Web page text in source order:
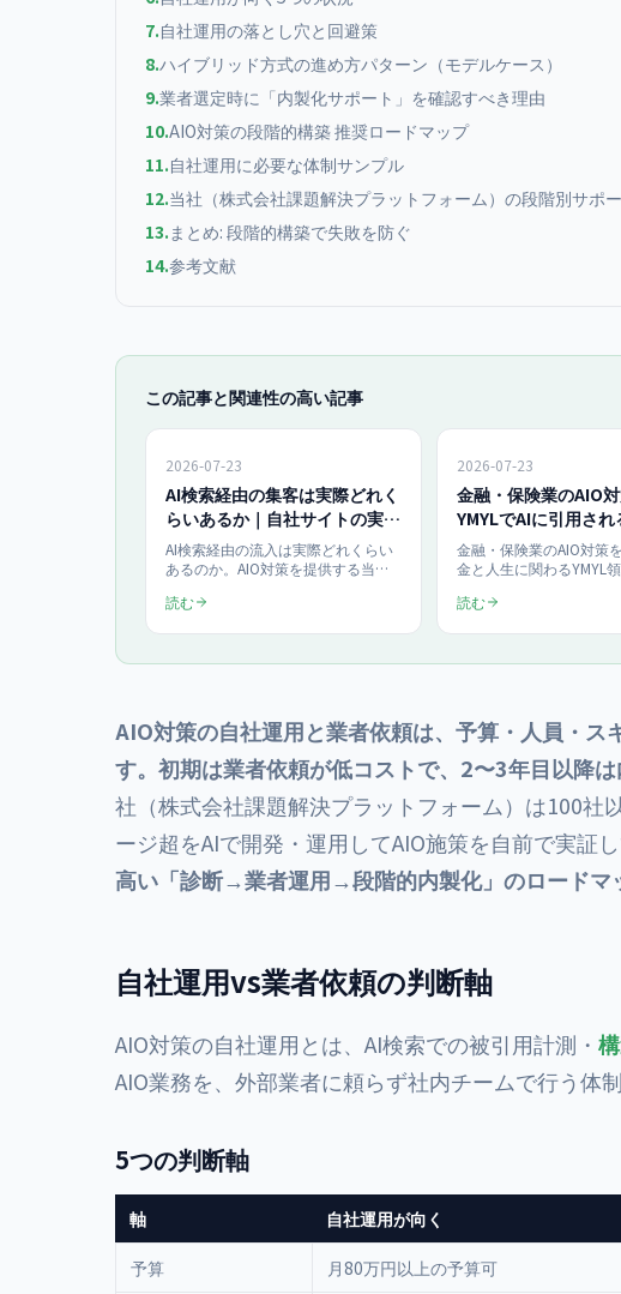
7.自社運用の落とし穴と回避策
8.ハイブリッド方式の進め方パターン（モデルケース）
9.業者選定時に「内製化サポート」を確認すべき理由
10.AIO対策の段階的構築 推奨ロードマップ
11.自社運用に必要な体制サンプル
12.当社（株式会社課題解決プラットフォーム）の段階別サポ
13.まとめ: 段階的構築で失敗を防ぐ
14.参考文献
この記事と関連性の高い記事
2026-07-23
AI検索経由の集客は実際どれく
らいあるか｜自社サイトの実測
レポート2026年7月版
AI検索経由の流入は実際どれくらい
あるのか。AIO対策を提供する当社
毎月公開します。2026年7月時点で
Consoleに記録されたAI検索の会話
ない実測値も掲載しています。
読む
2026-07-23
金融・保険業のAIO対
YMYLでAIに引用さ
T設計
金融・保険業のAIO対策
金と人生に関わるYMYL
ChatGPT・AI Overviewに
と両立する記事の作り方
読む
AIO対策の自社運用と業者依頼は、予算・人員・ス
す。初期は業者依頼が低コストで、2〜3年目以降
社（株式会社課題解決プラットフォーム）は100社
ージ超をAIで開発・運用してAIO施策を自前で実証し
高い「診断→業者運用→段階的内製化」のロードマ
自社運用vs業者依頼の判断軸
AIO対策の自社運用とは、AI検索での被引用計測・
AIO業務を、外部業者に頼らず社内チームで行う体制
5つの判断軸
軸 自社運用が向く
予算 月80万円以上の予算可